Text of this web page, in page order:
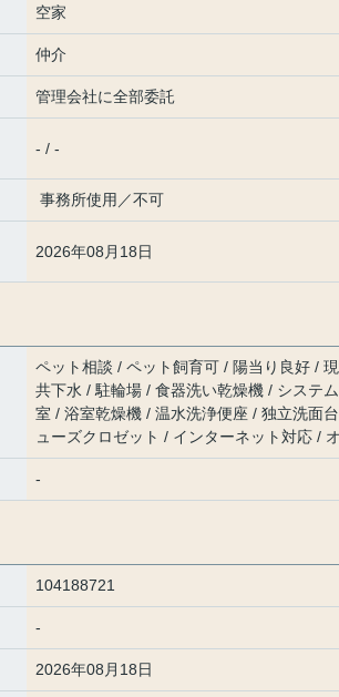
空家
仲介
管理会社に全部委託
- / -
事務所使用／不可
2026年08月18日
ペット相談 / ペット飼育可 / 陽当り良好 /
共下水 / 駐輪場 / 食器洗い乾燥機 / システ
室 / 浴室乾燥機 / 温水洗浄便座 / 独立洗面
ューズクロゼット / インターネット対応 /
-
104188721
-
2026年08月18日